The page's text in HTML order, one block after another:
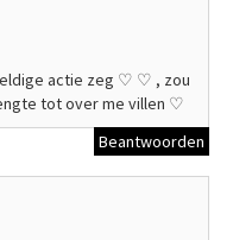
actie zeg ♡ ♡ , zou
tot over me villen ♡
Beantwoorden